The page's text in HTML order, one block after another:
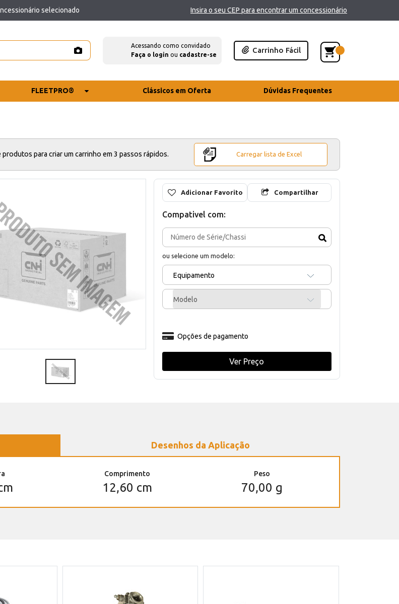
selecionado Insira o seu CEP para encontrar um concessionário
Acessando como convidado
Faça o login ou cadastre-se
Carrinho Fácil
FLEETPRO® Clássicos em Oferta Dúvidas Frequentes
produtos para criar um carrinho em 3 passos rápidos. Carregar lista de Excel
Adicionar Favorito Compartilhar
Compativel com:
ou selecione um modelo:
Equipamento
Modelo
Opções de pagamento
Ver Preço
Desenhos da Aplicação
Comprimento
12,60 cm
Peso
70,00 g